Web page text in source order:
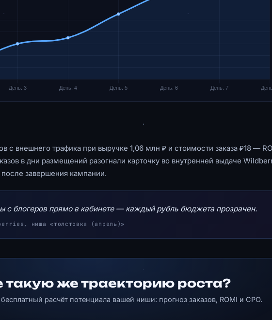
с внешнего трафика при выручке 1,06 млн ₽ и стоимости заказа ₽18 —
в дни размещений разогнали карточку во внутренней выдаче
завершения кампании.
с блогеров прямо в кабинете — каждый рубль бюджета прозрачен.
ниша «толстовка (апрель)»
такую же траекторию роста?
расчёт потенциала вашей ниши: прогноз заказов, ROMI и CPO.